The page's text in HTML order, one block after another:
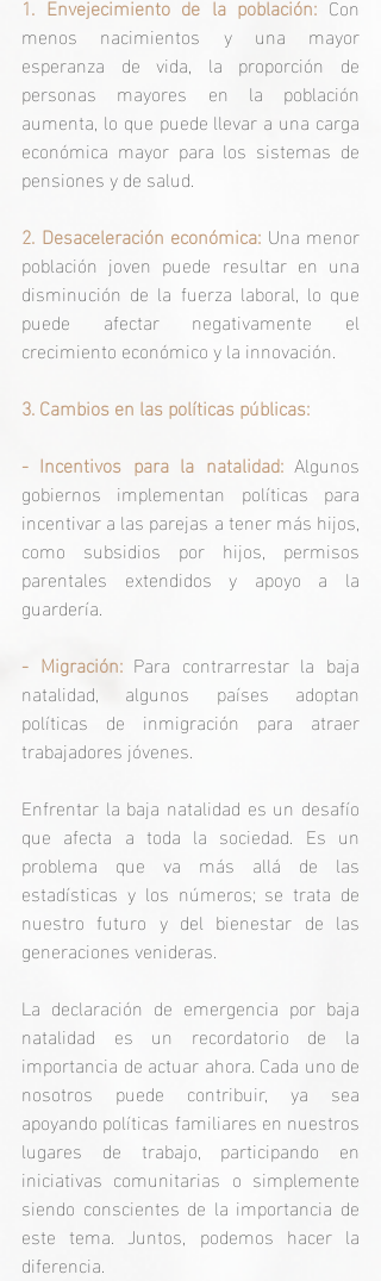
menos nacimientos y una mayor
esperanza de vida, la proporción de
personas mayores en la población
aumenta, lo que puede llevar a una carga
económica mayor para los sistemas de
pensiones y de salud.
2. Desaceleración económica: Una menor
población joven puede resultar en una
disminución de la fuerza laboral, lo que
puede afectar negativamente el
crecimiento económico y la innovación.
3. Cambios en las políticas públicas:
- Incentivos para la natalidad: Algunos
gobiernos implementan políticas para
incentivar a las parejas a tener más hijos,
como subsidios por hijos, permisos
parentales extendidos y apoyo a la
guardería.
- Migración: Para contrarrestar la baja
natalidad, algunos países adoptan
políticas de inmigración para atraer
trabajadores jóvenes.
Enfrentar la baja natalidad es un desafío
que afecta a toda la sociedad. Es un
problema que va más allá de las
estadísticas y los números; se trata de
nuestro futuro y del bienestar de las
generaciones venideras.
La declaración de emergencia por baja
natalidad es un recordatorio de la
importancia de actuar ahora. Cada uno de
nosotros puede contribuir, ya sea
apoyando políticas familiares en nuestros
lugares de trabajo, participando en
iniciativas comunitarias o simplemente
siendo conscientes de la importancia de
este tema. Juntos, podemos hacer la
diferencia.